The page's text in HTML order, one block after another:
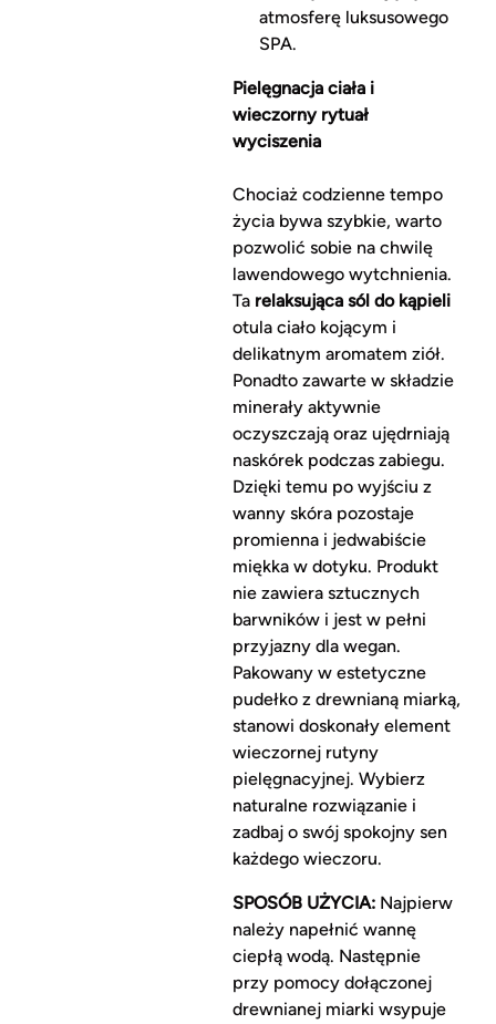
atmosferę luksusowego
SPA.
Pielęgnacja ciała i
wieczorny rytuał
wyciszenia
Chociaż codzienne tempo
życia bywa szybkie, warto
pozwolić sobie na chwilę
lawendowego wytchnienia.
Ta relaksująca sól do kąpieli
otula ciało kojącym i
delikatnym aromatem ziół.
Ponadto zawarte w składzie
minerały aktywnie
oczyszczają oraz ujędrniają
naskórek podczas zabiegu.
Dzięki temu po wyjściu z
wanny skóra pozostaje
promienna i jedwabiście
miękka w dotyku. Produkt
nie zawiera sztucznych
barwników i jest w pełni
przyjazny dla wegan.
Pakowany w estetyczne
pudełko z drewnianą miarką,
stanowi doskonały element
wieczornej rutyny
pielęgnacyjnej. Wybierz
naturalne rozwiązanie i
zadbaj o swój spokojny sen
każdego wieczoru.
SPOSÓB UŻYCIA:Najpierw
należy napełnić wannę
ciepłą wodą. Następnie
przy pomocy dołączonej
drewnianej miarki wsypuje